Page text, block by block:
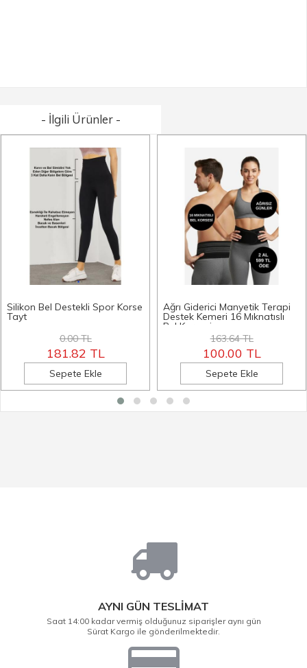
- İlgili Ürünler -
Silikon Bel Destekli Spor Korse
Tayt
0.00 TL
181.82 TL
Sepete Ekle
Ağrı Giderici Manyetik Terapi
Destek Kemeri 16 Mıknatıslı
Bel Korsesi
163.64 TL
100.00 TL
Sepete Ekle
AYNI GÜN TESLİMAT
Saat 14:00 kadar vermiş olduğunuz siparişler aynı gün
Sürat Kargo ile gönderilmektedir.